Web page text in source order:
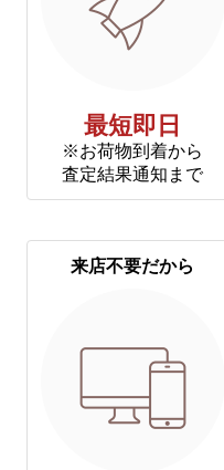
最短即日
※お荷物到着から
査定結果通知まで
来店不要だから